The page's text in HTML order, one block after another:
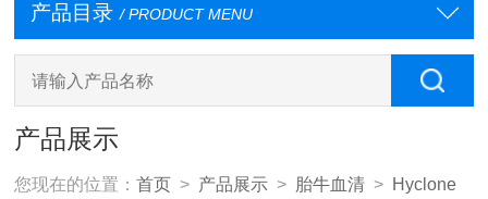
产品目录 / PRODUCT MENU
产品展示
您现在的位置：首页 > 产品展示 > 胎牛血清 > Hyclone